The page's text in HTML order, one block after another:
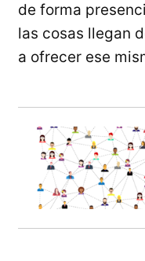
de forma
las cosas llegan
a ofrecer ese